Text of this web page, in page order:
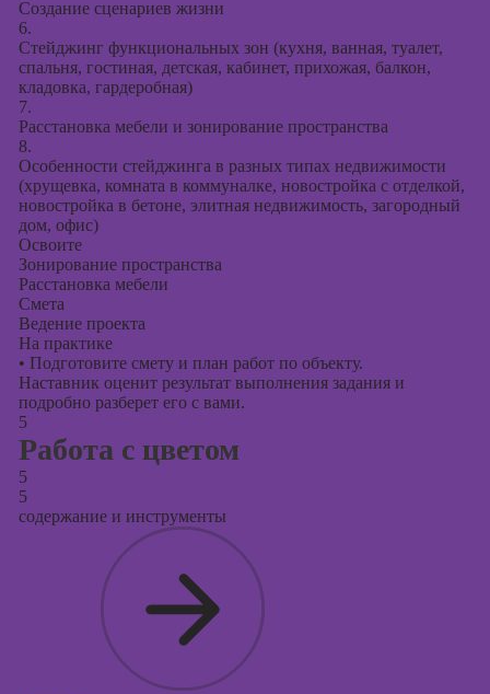
Создание сценариев жизни
6.
Стейджинг функциональных зон (кухня, ванная, туалет,
спальня, гостиная, детская, кабинет, прихожая, балкон,
кладовка, гардеробная)
7.
Расстановка мебели и зонирование пространства
8.
Особенности стейджинга в разных типах недвижимости
(хрущевка, комната в коммуналке, новостройка с отделкой,
новостройка в бетоне, элитная недвижимость, загородный
дом, офис)
Освоите
Зонирование пространства
Расстановка мебели
Смета
Ведение проекта
На практике
• Подготовите смету и план работ по объекту.
Наставник оценит результат выполнения задания и
подробно разберет его с вами.
5
Работа с цветом
5
5
содержание и инструменты